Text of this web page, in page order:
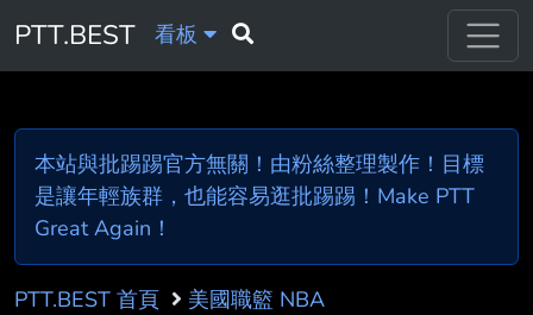
PTT.BEST 看板
本站與批踢踢官方無關！由粉絲整理製作！目標
是讓年輕族群，也能容易逛批踢踢！Make PTT
Great Again！
PTT.BEST 首頁 美國職籃 NBA